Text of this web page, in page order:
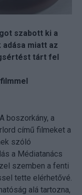
szabott ki a
miatt az
tárt fel
boszorkány, a
című filmeket a
szóló
a Médiatanács
szemben a fenti
tette elérhetővé.
alá tartozna,